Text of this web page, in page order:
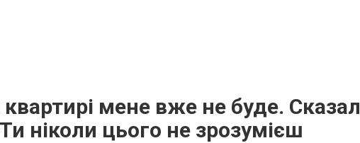
квартирі мене вже не буде.
ніколи цього не зрозумієш